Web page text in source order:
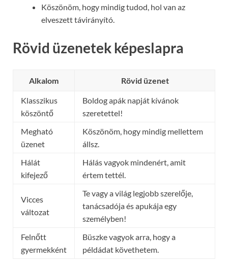
Köszönöm, hogy mindig tudod, hol van az
elveszett távirányító.
Rövid üzenetek képeslapra
Alkalom Rövid üzenet
Klasszikus
köszöntő
Boldog apák napját kívánok
szeretettel!
Megható
üzenet
Köszönöm, hogy mindig mellettem
állsz.
Hálát
kifejező
Hálás vagyok mindenért, amit
értem tettél.
Vicces
változat
Te vagy a világ legjobb szerelője,
tanácsadója és apukája egy
személyben!
Felnőtt
gyermekként
Büszke vagyok arra, hogy a
példádat követhetem.